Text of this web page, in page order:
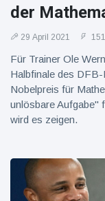
der
29 April 2021
Für Trainer Ole
Halbfinale des
Nobelpreis für
unlösbare Aufgabe"
wird es zeigen.